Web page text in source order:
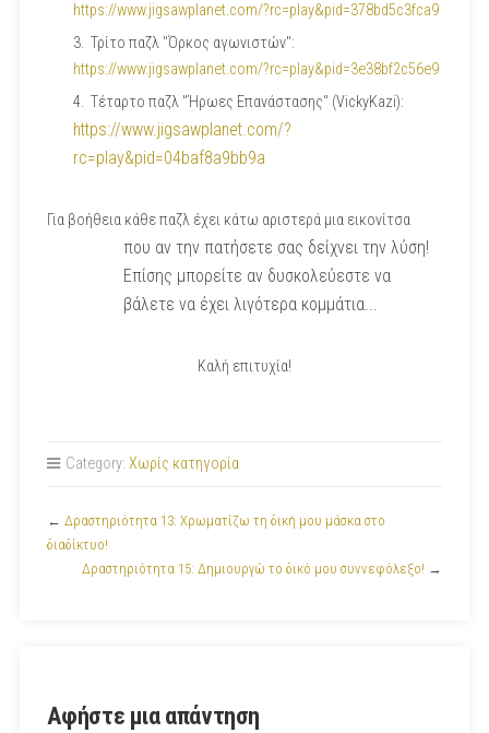
https://www.jigsawplanet.com/?rc=play&pid=378bd5c3fca9
Τρίτο παζλ "Όρκος αγωνιστών":
https://www.jigsawplanet.com/?rc=play&pid=3e38bf2c56e9
Τέταρτο παζλ "Ήρωες Επανάστασης" (VickyKazi):
https://www.jigsawplanet.com/?
rc=play&pid=04baf8a9bb9a
Για βοήθεια κάθε παζλ έχει κάτω αριστερά μια εικονίτσα
που αν την πατήσετε σας δείχνει την λύση!
Επίσης μπορείτε αν δυσκολεύεστε να
βάλετε να έχει λιγότερα κομμάτια...
Καλή επιτυχία!
Category: Χωρίς κατηγορία
← Δραστηριότητα 13: Χρωματίζω τη δική μου μάσκα στο
διαδίκτυο!
Δραστηριότητα 15: Δημιουργώ το δικό μου συννεφόλεξο! →
Αφήστε μια απάντηση